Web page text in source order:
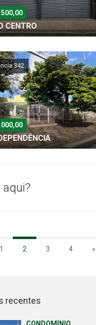
CENTRO
342
1 2 3 4 »
recentes